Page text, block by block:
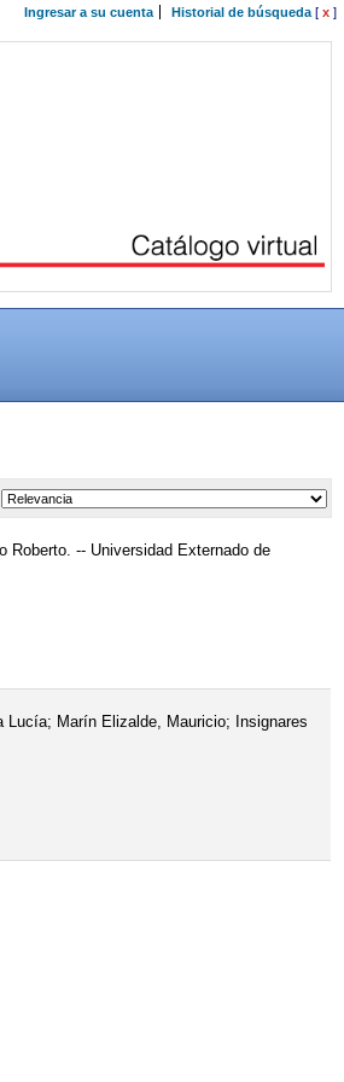
Ingresar a su cuenta Historial de búsqueda[ x ]
-- Universidad Externado de
Lucía; Marín Elizalde, Mauricio; Insignares